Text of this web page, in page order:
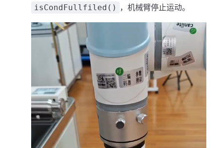
isCondFullfiled() ，机械臂停止运动。